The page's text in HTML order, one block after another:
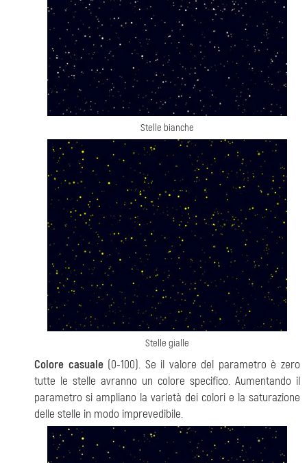
Stelle bianche
Stelle gialle
Colore casuale(0-100). Se il valore del parametro è zero
tutte le stelle avranno un colore specifico. Aumentando il
parametro si ampliano la varietà dei colori e la saturazione
delle stelle in modo imprevedibile.